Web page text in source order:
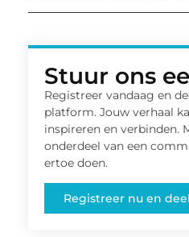
Stuur ons
Registreer vandaag en
platform. Jouw verhaal
inspireren en verbinden.
onderdeel van een
ertoe doen.
Registreer nu en